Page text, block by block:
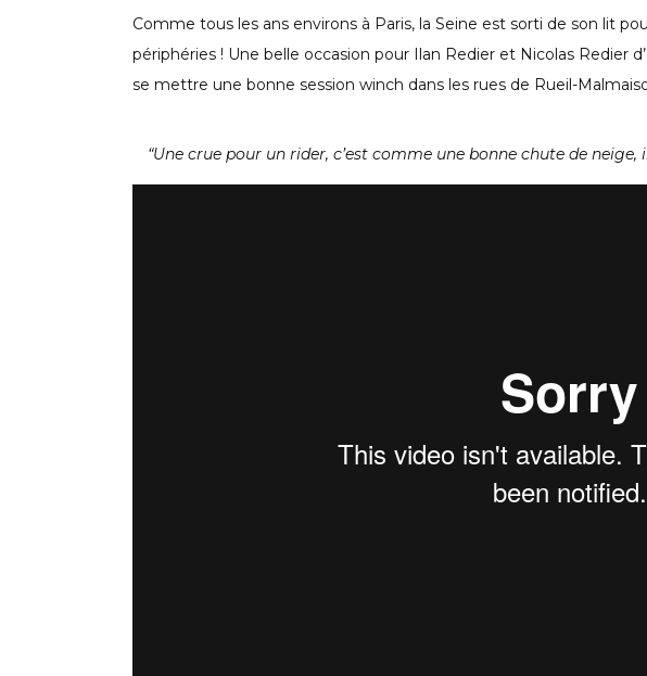
Comme tous les ans environs à Paris, la Seine est sorti de son lit
périphéries ! Une belle occasion pour Ilan Redier et Nicolas Redier
se mettre une bonne session winch dans les rues de Rueil-
“Une crue pour un rider, c’est comme une bonne chute de neige,